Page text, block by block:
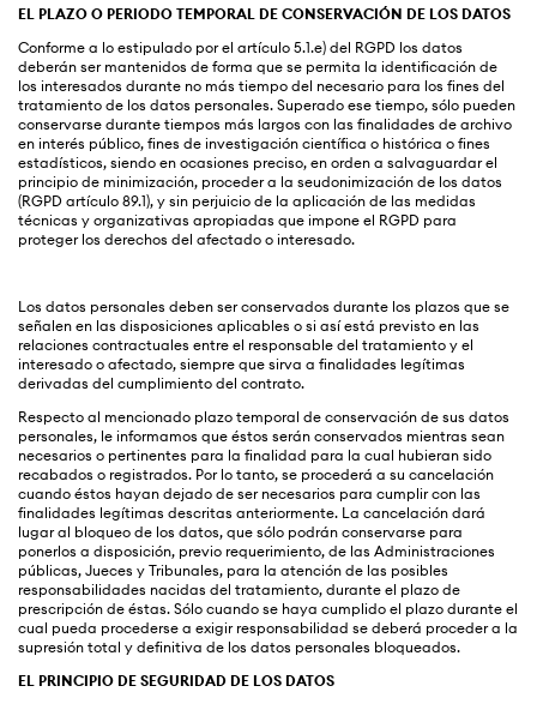
EL PLAZO O PERIODO TEMPORAL DE CONSERVACIÓN DE LOS DATOS
Conforme a lo estipulado por el artículo 5.1.e) del RGPD los datos
deberán ser mantenidos de forma que se permita la identificación de
los interesados durante no más tiempo del necesario para los fines del
tratamiento de los datos personales. Superado ese tiempo, sólo pueden
conservarse durante tiempos más largos con las finalidades de archivo
en interés público, fines de investigación científica o histórica o fines
estadísticos, siendo en ocasiones preciso, en orden a salvaguardar el
principio de minimización, proceder a la seudonimización de los datos
(RGPD artículo 89.1), y sin perjuicio de la aplicación de las medidas
técnicas y organizativas apropiadas que impone el RGPD para
proteger los derechos del afectado o interesado.
Los datos personales deben ser conservados durante los plazos que se
señalen en las disposiciones aplicables o si así está previsto en las
relaciones contractuales entre el responsable del tratamiento y el
interesado o afectado, siempre que sirva a finalidades legítimas
derivadas del cumplimiento del contrato.
Respecto al mencionado plazo temporal de conservación de sus datos
personales, le informamos que éstos serán conservados mientras sean
necesarios o pertinentes para la finalidad para la cual hubieran sido
recabados o registrados. Por lo tanto, se procederá a su cancelación
cuando éstos hayan dejado de ser necesarios para cumplir con las
finalidades legítimas descritas anteriormente. La cancelación dará
lugar al bloqueo de los datos, que sólo podrán conservarse para
ponerlos a disposición, previo requerimiento, de las Administraciones
públicas, Jueces y Tribunales, para la atención de las posibles
responsabilidades nacidas del tratamiento, durante el plazo de
prescripción de éstas. Sólo cuando se haya cumplido el plazo durante el
cual pueda procederse a exigir responsabilidad se deberá proceder a la
supresión total y definitiva de los datos personales bloqueados.
EL PRINCIPIO DE SEGURIDAD DE LOS DATOS